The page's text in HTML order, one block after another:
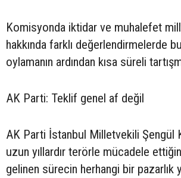
Komisyonda iktidar ve muhalefet
hakkında farklı değerlendirmelerde
oylamanın ardından kısa süreli
AK Parti: Teklif genel af değil
AK Parti İstanbul Milletvekili Şengül
uzun yıllardır terörle mücadele
gelinen sürecin herhangi bir pazarlık